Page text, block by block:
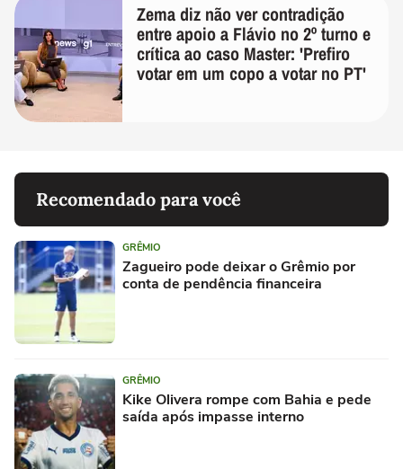
Zema diz não ver contradição
entre apoio a Flávio no 2º turno e
crítica ao caso Master: 'Prefiro
votar em um copo a votar no PT'
Recomendado para você
GRÊMIO
Zagueiro pode deixar o Grêmio por
conta de pendência financeira
GRÊMIO
Kike Olivera rompe com Bahia e pede
saída após impasse interno